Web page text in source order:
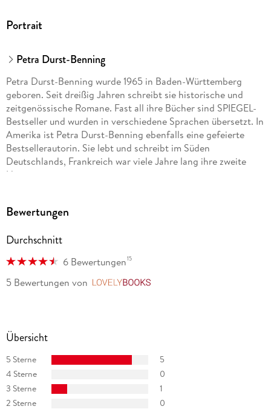
Portrait
Petra Durst-Benning
Petra Durst-Benning wurde 1965 in Baden-Württemberg
geboren. Seit dreißig Jahren schreibt sie historische und
zeitgenössische Romane. Fast all ihre Bücher sind SPIEGEL-
Bestseller und wurden in verschiedene Sprachen übersetzt. In
Amerika ist Petra Durst-Benning ebenfalls eine gefeierte
Bestsellerautorin. Sie lebt und schreibt im Süden
Deutschlands, Frankreich war viele Jahre lang ihre zweite
Heimat.
Bewertungen
Durchschnitt
6 Bewertungen15
5 Bewertungen von
Übersicht
5 Sterne
5
4 Sterne
0
3 Sterne
1
2 Sterne
0